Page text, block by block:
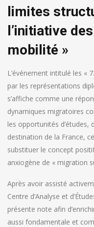
limites
l’initiative
mobilité »
L’événement intitulé les «
par les représentations
s’affiche comme une
dynamiques migratoires
les opportunités d’études,
destination de la France,
substituer le concept
anxiogène de « migration
Après avoir assisté
Centre d’Analyse et
présente note afin
aussi fondamentale et